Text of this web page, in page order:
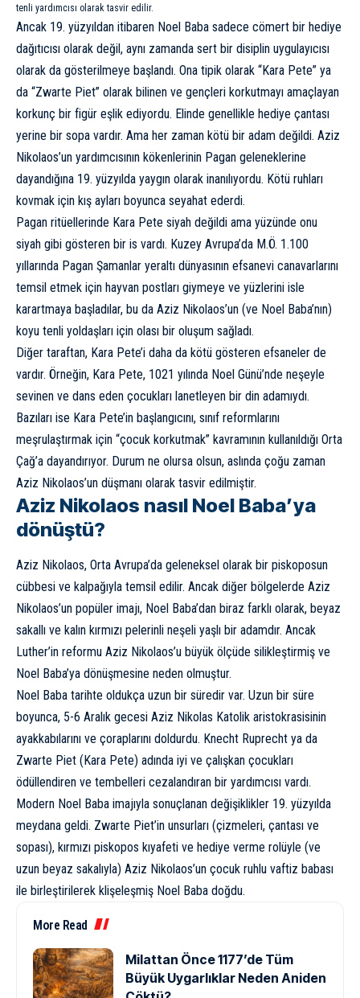
tenli yardımcısı olarak tasvir edilir.
Ancak 19. yüzyıldan itibaren Noel Baba sadece cömert bir hediye
dağıtıcısı olarak değil, aynı zamanda sert bir disiplin uygulayıcısı
olarak da gösterilmeye başlandı. Ona tipik olarak “Kara Pete” ya
da “Zwarte Piet” olarak bilinen ve gençleri korkutmayı amaçlayan
korkunç bir figür eşlik ediyordu. Elinde genellikle hediye çantası
yerine bir sopa vardır. Ama her zaman kötü bir adam değildi. Aziz
Nikolaos’un yardımcısının kökenlerinin Pagan geleneklerine
dayandığına 19. yüzyılda yaygın olarak inanılıyordu. Kötü ruhları
kovmak için kış ayları boyunca seyahat ederdi.
Pagan ritüellerinde Kara Pete siyah değildi ama yüzünde onu
siyah gibi gösteren bir is vardı. Kuzey Avrupa’da M.Ö. 1.100
yıllarında Pagan Şamanlar yeraltı dünyasının efsanevi canavarlarını
temsil etmek için hayvan postları giymeye ve yüzlerini isle
karartmaya başladılar, bu da Aziz Nikolaos’un (ve Noel Baba’nın)
koyu tenli yoldaşları için olası bir oluşum sağladı.
Diğer taraftan, Kara Pete’i daha da kötü gösteren efsaneler de
vardır. Örneğin, Kara Pete, 1021 yılında Noel Günü’nde neşeyle
sevinen ve dans eden çocukları lanetleyen bir din adamıydı.
Bazıları ise Kara Pete’in başlangıcını, sınıf reformlarını
meşrulaştırmak için “çocuk korkutmak” kavramının kullanıldığı Orta
Çağ’a dayandırıyor. Durum ne olursa olsun, aslında çoğu zaman
Aziz Nikolaos’un düşmanı olarak tasvir edilmiştir.
Aziz Nikolaos nasıl Noel Baba’ya
dönüştü?
Aziz Nikolaos, Orta Avrupa’da geleneksel olarak bir piskoposun
cübbesi ve kalpağıyla temsil edilir. Ancak diğer bölgelerde Aziz
Nikolaos’un popüler imajı, Noel Baba’dan biraz farklı olarak, beyaz
sakallı ve kalın kırmızı pelerinli neşeli yaşlı bir adamdır. Ancak
Luther’in reformu Aziz Nikolaos’u büyük ölçüde silikleştirmiş ve
Noel Baba’ya dönüşmesine neden olmuştur.
Noel Baba tarihte oldukça uzun bir süredir var. Uzun bir süre
boyunca, 5-6 Aralık gecesi Aziz Nikolas Katolik aristokrasisinin
ayakkabılarını ve çoraplarını doldurdu. Knecht Ruprecht ya da
Zwarte Piet (Kara Pete) adında iyi ve çalışkan çocukları
ödüllendiren ve tembelleri cezalandıran bir yardımcısı vardı.
Modern Noel Baba imajıyla sonuçlanan değişiklikler 19. yüzyılda
meydana geldi. Zwarte Piet’in unsurları (çizmeleri, çantası ve
sopası), kırmızı piskopos kıyafeti ve hediye verme rolüyle (ve
uzun beyaz sakalıyla) Aziz Nikolaos’un çocuk ruhlu vaftiz babası
ile birleştirilerek klişeleşmiş Noel Baba doğdu.
More Read
Milattan Önce 1177’de Tüm
Büyük Uygarlıklar Neden Aniden